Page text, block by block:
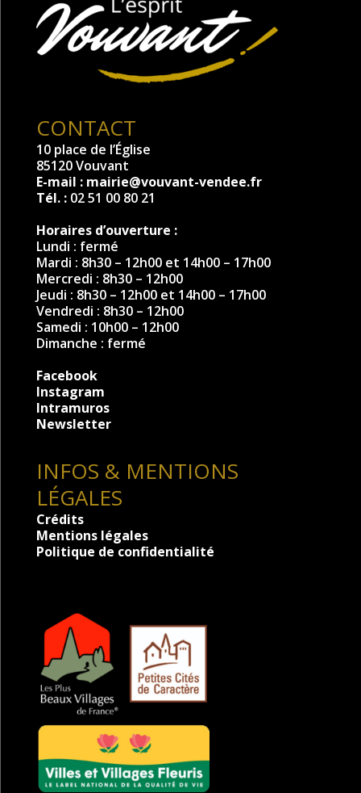
CONTACT
10 place de l’Église
85120 Vouvant
E-mail : mairie@vouvant-vendee.fr
Tél. : 02 51 00 80 21
Horaires d’ouverture :
Lundi : fermé
Mardi : 8h30 – 12h00 et 14h00 – 17h00
Mercredi : 8h30 – 12h00
Jeudi : 8h30 – 12h00 et 14h00 – 17h00
Vendredi : 8h30 – 12h00
Samedi : 10h00 – 12h00
Dimanche : fermé
Facebook
Instagram
Intramuros
Newsletter
INFOS & MENTIONS
LÉGALES
Crédits
Mentions légales
Politique de confidentialité